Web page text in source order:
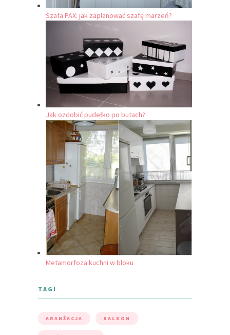
Szafa PAX: jak zaplanować szafę marzeń?
Jak ozdobić pudełko po butach?
Metamorfoza kuchni w bloku
TAGI
ARANŻACJA BALKON